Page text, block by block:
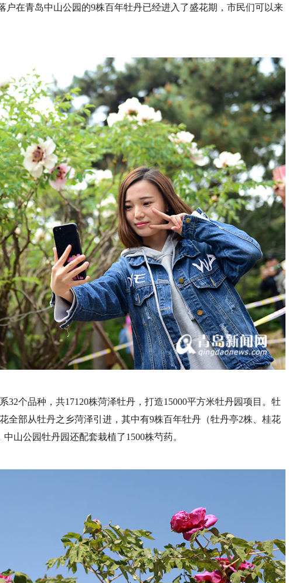
在青岛中山公园的9株百年牡丹已经进入了盛花期，市民们可以来
32个品种，共17120株菏泽牡丹，打造15000平方米牡丹园项目。牡
全部从牡丹之乡菏泽引进，其中有9株百年牡丹（牡丹亭2株、桂花
山公园牡丹园还配套栽植了1500株芍药。